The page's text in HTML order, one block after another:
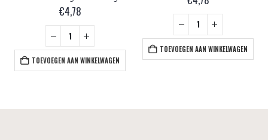
€4,78
TOEVOEGEN AAN WINKELWAGEN
TOEVOEGEN AAN WINKELWAGEN